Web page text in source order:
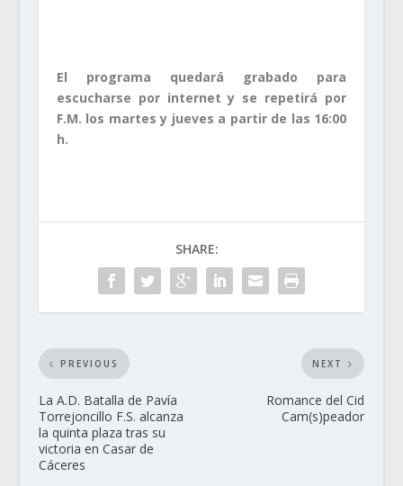
El programa quedará grabado para
escucharse por internet y se repetirá por
F.M. los martes y jueves a partir de las 16:00
h.
SHARE:
PREVIOUS
La A.D. Batalla de Pavía
Torrejoncillo F.S. alcanza
la quinta plaza tras su
victoria en Casar de
Cáceres
NEXT
Romance del Cid
Cam(s)peador